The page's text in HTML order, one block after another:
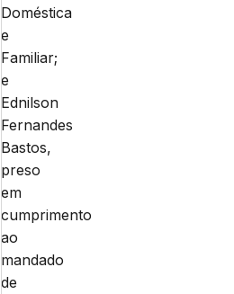
Doméstica
e
Familiar;
e
Ednilson
Fernandes
Bastos,
preso
em
cumprimento
ao
mandado
de